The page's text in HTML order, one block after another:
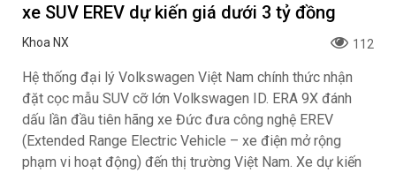
xe SUV EREV dự kiến giá dưới 3 tỷ đồng
Khoa NX 112
Hệ thống đại lý Volkswagen Việt Nam chính thức nhận
đặt cọc mẫu SUV cỡ lớn Volkswagen ID. ERA 9X đánh
dấu lần đầu tiên hãng xe Đức đưa công nghệ EREV
(Extended Range Electric Vehicle – xe điện mở rộng
phạm vi hoạt động) đến thị trường Việt Nam. Xe dự kiến